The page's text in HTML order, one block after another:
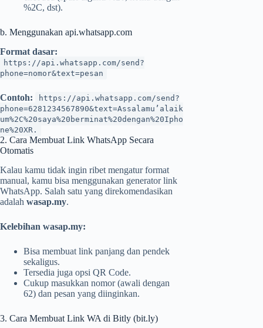
%2C, dst).
b. Menggunakan api.whatsapp.com
Format dasar:
https://api.whatsapp.com/send?
phone=nomor&text=pesan
Contoh:
https://api.whatsapp.com/send?
phone=6281234567890&text=Assalamu’alaik
um%2C%20saya%20berminat%20dengan%20Ipho
ne%20XR.
2. Cara Membuat Link WhatsApp Secara
Otomatis
Kalau kamu tidak ingin ribet mengatur format
manual, kamu bisa menggunakan generator link
WhatsApp. Salah satu yang direkomendasikan
adalah wasap.my.
Kelebihan wasap.my:
Bisa membuat link panjang dan pendek
sekaligus.
Tersedia juga opsi QR Code.
Cukup masukkan nomor (awali dengan
62) dan pesan yang diinginkan.
3. Cara Membuat Link WA di Bitly (bit.ly)